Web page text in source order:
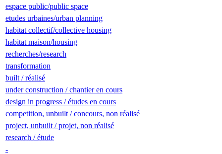
espace public/public space
etudes urbaines/urban planning
habitat collectif/collective housing
habitat maison/housing
recherches/research
transformation
built / réalisé
under construction / chantier en cours
design in progress / études en cours
competition, unbuilt / concours, non réalisé
project, unbuilt / projet, non réalisé
research / étude
-